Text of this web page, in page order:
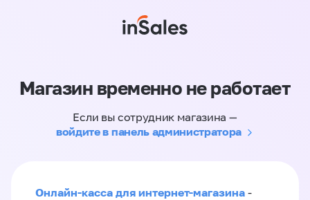
Магазин временно не работает
Если вы сотрудник магазина —
войдите в панель администратора
Онлайн-касса для интернет-магазина -